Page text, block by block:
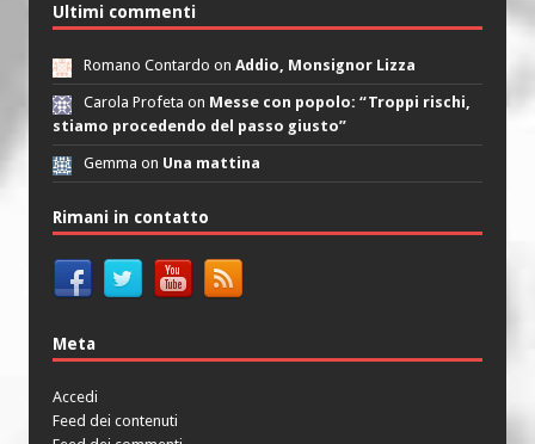
Ultimi commenti
Romano Contardo on Addio, Monsignor Lizza
Carola Profeta on Messe con popolo: “Troppi rischi,
stiamo procedendo del passo giusto”
Gemma on Una mattina
Rimani in contatto
Meta
Accedi
Feed dei contenuti